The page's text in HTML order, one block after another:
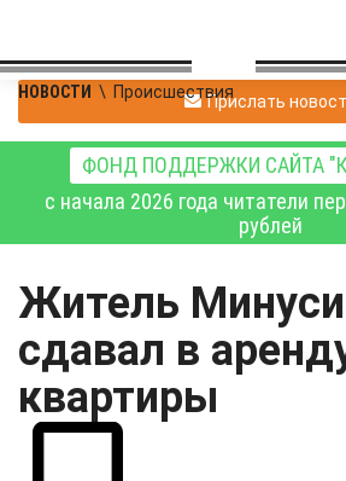
НОВОСТИ \ ПроисшествияПрислать
ФОНД ПОДДЕРЖКИ САЙТА
с начала 2026 года читатели
рублей
Житель
сдавал в
квартиры